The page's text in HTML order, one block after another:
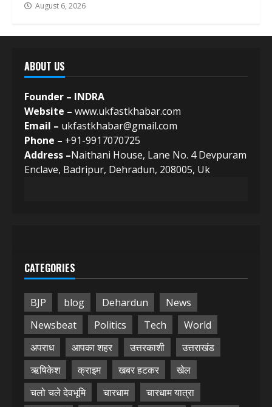
August 6, 2026
ABOUT US
Founder – INDRA
Website – www.ukfastkhabar.com
Email – ukfastkhabar@gmail.com
Phone – +91-9917070725
Address –Naithani House, Lane No. 4 Devpuram
Enclave, Badripur, Dehradun, 208005, Uk
CATEGORIES
BJP blog Dehardun
News
Newsbeat
Politics Tech
World
अपराध
आपका शहर उत्तरकाशी
उत्तराखंड
ऋषिकेश
क्राइम खबर हटकर
खेल
चलो चले देवभूमि
चारधाम
चारधाम यात्रा